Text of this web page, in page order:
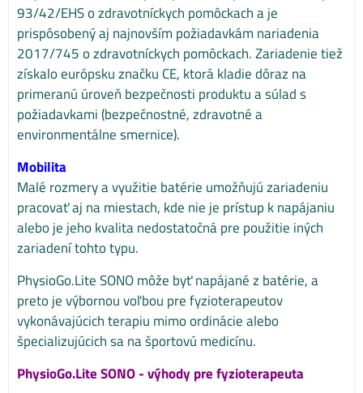
93/42/EHS o zdravotníckych pomôckach a je
prispôsobený aj najnovším požiadavkám nariadenia
2017/745 o zdravotníckych pomôckach. Zariadenie tiež
získalo európsku značku CE, ktorá kladie dôraz na
primeranú úroveň bezpečnosti produktu a súlad s
požiadavkami (bezpečnostné, zdravotné a
environmentálne smernice).
Mobilita
Malé rozmery a využitie batérie umožňujú zariadeniu
pracovať aj na miestach, kde nie je prístup k napájaniu
alebo je jeho kvalita nedostatočná pre použitie iných
zariadení tohto typu.
PhysioGo.Lite SONO môže byť napájané z batérie, a
preto je výbornou voľbou pre fyzioterapeutov
vykonávajúcich terapiu mimo ordinácie alebo
špecializujúcich sa na športovú medicínu.
PhysioGo.Lite SONO - výhody pre fyzioterapeuta